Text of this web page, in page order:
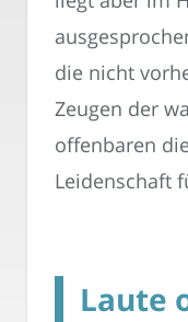
die nicht
Zeugen der
offenbaren
Leidenschaft
Laute